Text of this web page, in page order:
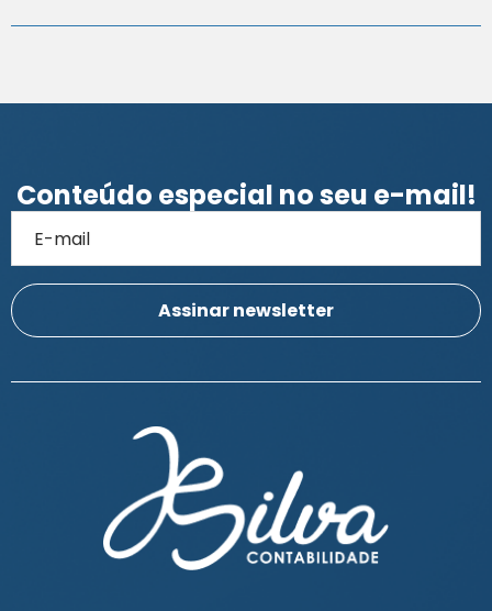
Conteúdo especial no seu e-mail!